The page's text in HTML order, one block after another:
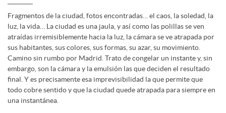
Fragmentos de la ciudad, fotos encontradas… el caos, la soledad, la
luz, la vida… La ciudad es una jaula, y así como las polillas se ven
atraídas irremisiblemente hacia la luz, la cámara se ve atrapada por
sus habitantes, sus colores, sus formas, su azar, su movimiento.
Camino sin rumbo por Madrid. Trato de congelar un instante y, sin
embargo, son la cámara y la emulsión las que deciden el resultado
final. Y es precisamente esa imprevisibilidad la que permite que
todo cobre sentido y que la ciudad quede atrapada para siempre en
una instantánea.